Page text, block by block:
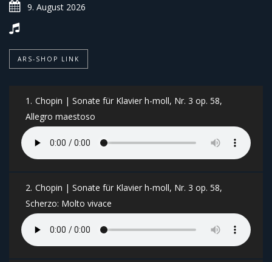
9. August 2026
ARS-SHOP LINK
1. Chopin | Sonate für Klavier h-moll, Nr. 3 op. 58,
Allegro maestoso
2. Chopin | Sonate für Klavier h-moll, Nr. 3 op. 58,
Scherzo: Molto vivace